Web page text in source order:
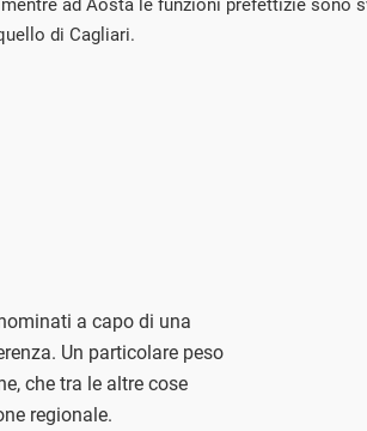
ad Aosta le funzioni prefettizie sono
di Cagliari.
a capo di una
Un particolare peso
che tra le altre cose
regionale.